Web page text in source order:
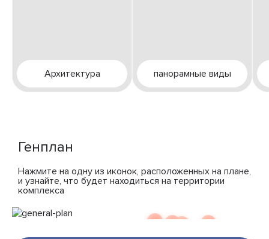
Архитектура панорамные виды
Генплан
Нажмите на одну из иконок, расположенных на плане,
и узнайте, что будет находиться на территории
комплекса